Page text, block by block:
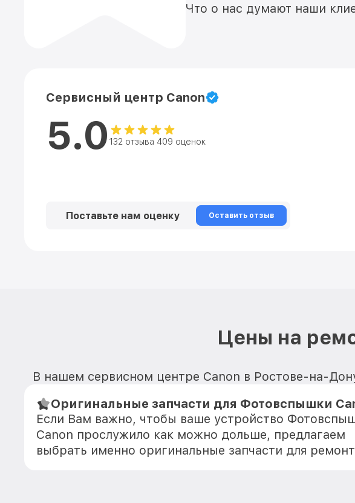
Что о нас думают наши
Сервисный центр Canon
5.0 132 отзыва 409 оценок
Поставьте нам оценку Оставить отзыв
Цены на
В нашем сервисном центре Canon в Ростове-на-
Оригинальные запчасти для Фотовспышки
Если Вам важно, чтобы ваше устройство
Canon прослужило как можно дольше, предлагаем
выбрать именно оригинальные запчасти для